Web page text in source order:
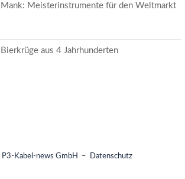
Mank: Meisterinstrumente für den Weltmarkt
Bierkrüge aus 4 Jahrhunderten
P3-Kabel-news GmbH – Datenschutz